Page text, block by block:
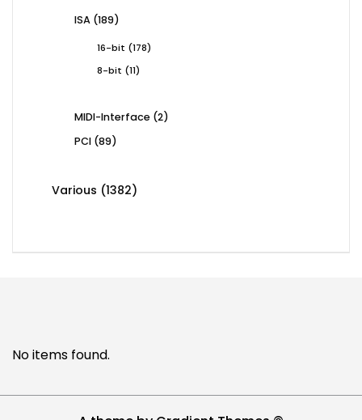
ISA 189189
16-bit 178178
8-bit
1111
MIDI-Interface 22
PCI 8989
Various 13821382
No items found.